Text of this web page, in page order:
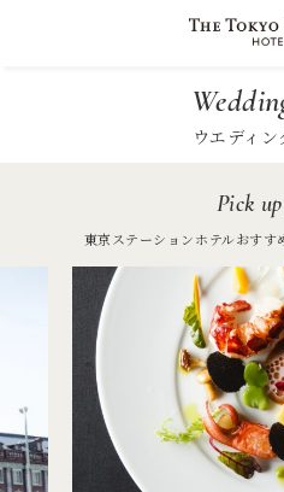
ウエディン
Pick
東京ステーションホテルおすす